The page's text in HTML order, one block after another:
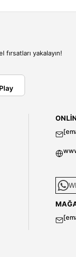
fırsatları yakalayın!